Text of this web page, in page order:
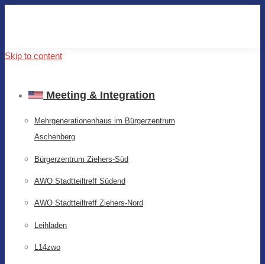
Skip to content
Meeting & Integration
Mehrgenerationenhaus im Bürgerzentrum
Aschenberg
Bürgerzentrum Ziehers-Süd
AWO Stadtteiltreff Südend
AWO Stadtteiltreff Ziehers-Nord
Leihladen
L14zwo